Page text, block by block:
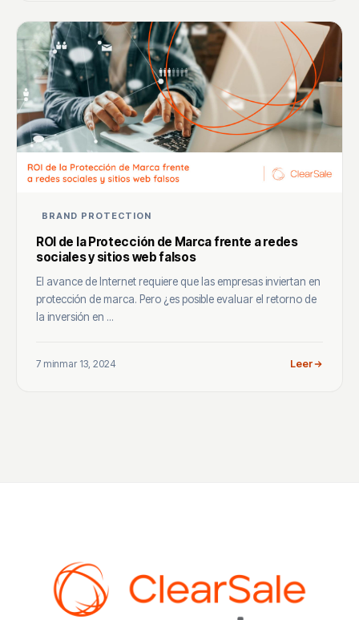
BRAND PROTECTION
ROI de la Protección de Marca frente a redes
sociales y sitios web falsos
El avance de Internet requiere que las empresas inviertan en
protección de marca. Pero ¿es posible evaluar el retorno de
la inversión en ...
7 minmar 13, 2024 Leer